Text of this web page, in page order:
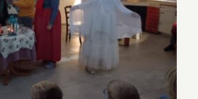
SREČANJE Z ŽIRAFAMI